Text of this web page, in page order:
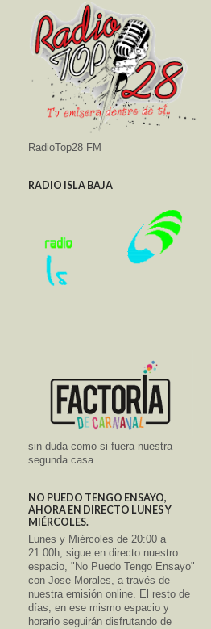
RadioTop28 FM
RADIO ISLA BAJA
sin duda como si fuera nuestra
segunda casa....
NO PUEDO TENGO ENSAYO,
AHORA EN DIRECTO LUNES Y
MIÉRCOLES.
Lunes y Miércoles de 20:00 a
21:00h, sigue en directo nuestro
espacio, "No Puedo Tengo Ensayo"
con Jose Morales, a través de
nuestra emisión online. El resto de
días, en ese mismo espacio y
horario seguirán disfrutando de